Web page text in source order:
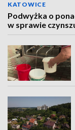
KATOWICE
Podwyżka o
w sprawie